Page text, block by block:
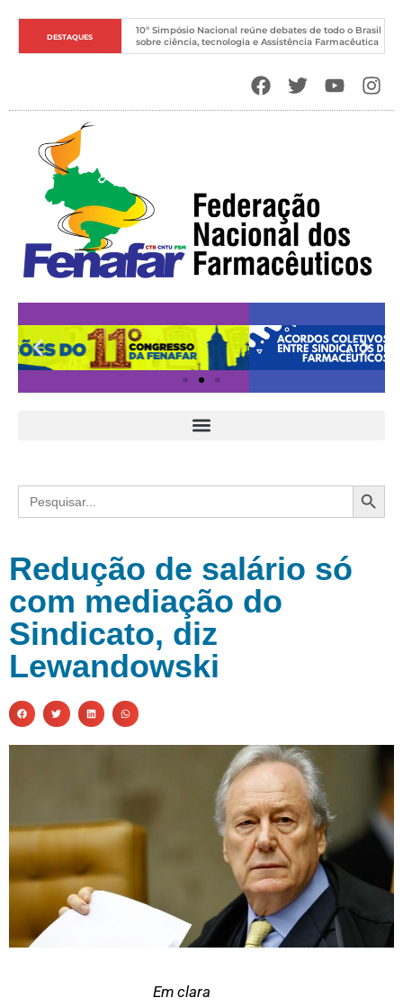
DESTAQUES
10º Simpósio Nacional reúne debates de todo o Brasil
sobre ciência, tecnologia e Assistência Farmacêutica
Search
for:
Redução de salário só
com mediação do
Sindicato, diz
Lewandowski
Em clara